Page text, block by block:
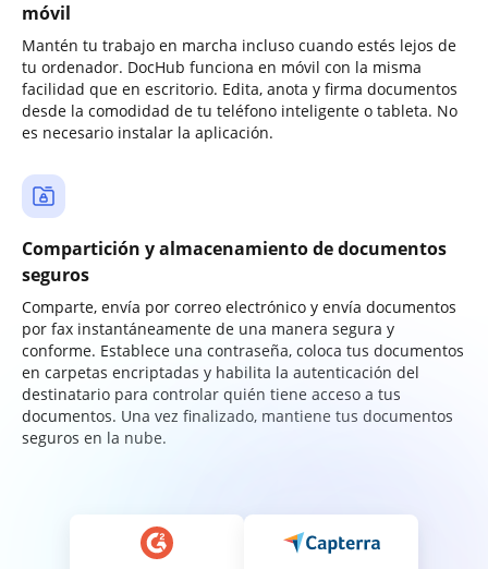
móvil
Mantén tu trabajo en marcha incluso cuando estés lejos de
tu ordenador. DocHub funciona en móvil con la misma
facilidad que en escritorio. Edita, anota y firma documentos
desde la comodidad de tu teléfono inteligente o tableta. No
es necesario instalar la aplicación.
Compartición y almacenamiento de documentos
seguros
Comparte, envía por correo electrónico y envía documentos
por fax instantáneamente de una manera segura y
conforme. Establece una contraseña, coloca tus documentos
en carpetas encriptadas y habilita la autenticación del
destinatario para controlar quién tiene acceso a tus
documentos. Una vez finalizado, mantiene tus documentos
seguros en la nube.